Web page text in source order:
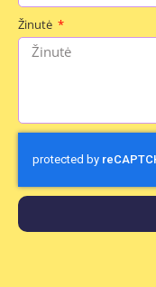
Žinutė